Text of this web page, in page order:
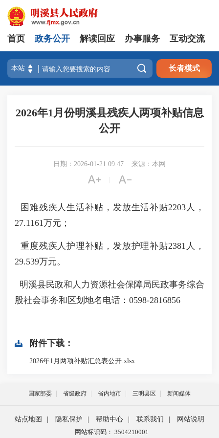
首页 政务公开 解读回应 办事服务 互动交流
 长者模式
2026年1月份明溪县残疾人两项补贴信息
公开
日期：2026-01-21 09:47 来源：本网
 
困难残疾人生活补贴，发放生活补贴2203人，
27.1161万元；
重度残疾人护理补贴，发放护理补贴2381人，
29.539万元。
明溪县民政和人力资源社会保障局民政事务综合
股社会事务和区划地名电话：0598-2816856
附件下载：
2026年1月两项补贴汇总表公开.xlsx
国家部委 省级政府 省内地市 三明县区 新闻媒体
站点地图 隐私保护 帮助中心 联系我们
网站说明
网站标识码： 3504210001